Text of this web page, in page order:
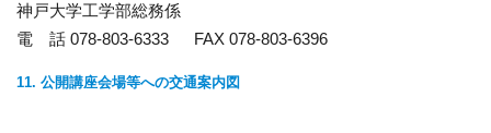
神戸大学工学部総務係
電 話 078-803-6333 FAX 078-803-6396
11. 公開講座会場等への交通案内図